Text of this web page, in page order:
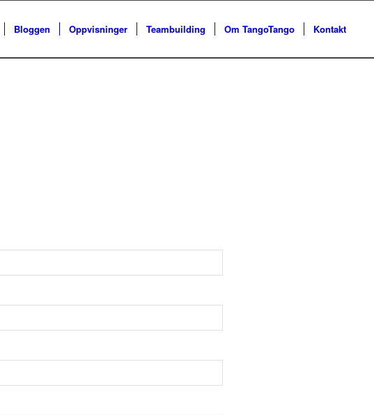
Bloggen Oppvisninger Teambuilding Om TangoTango Kontakt